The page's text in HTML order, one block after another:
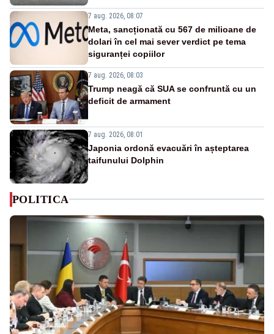
7 aug. 2026, 08:07
Meta, sancționată cu 567 de milioane de
dolari în cel mai sever verdict pe tema
siguranței copiilor
7 aug. 2026, 08:03
Trump neagă că SUA se confruntă cu un
deficit de armament
7 aug. 2026, 08:01
Japonia ordonă evacuări în așteptarea
taifunului Dolphin
POLITICA